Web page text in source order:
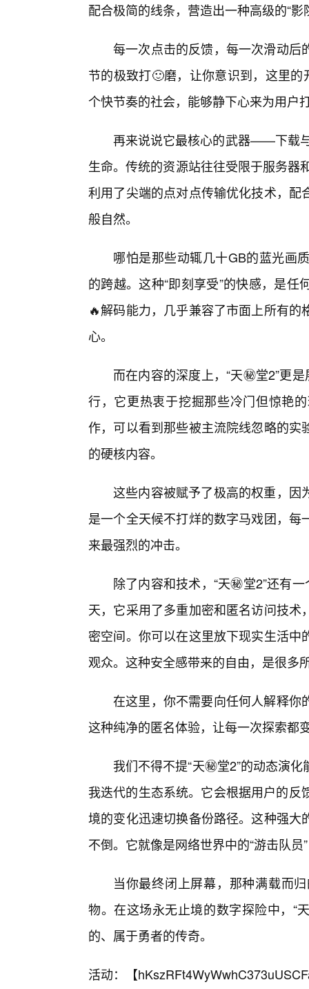
配合极简的线条，营造出一种高级的“影
每一次点击的反馈，每一次滑动后
节的极致打🙂磨，让你意识到，这里
个快节奏的社会，能够静下心来为用户
再来说说它最核心的武器——下载
生命。传统的资源站往往受限于服务器
利用了尖端的点对点传输优化技术，
般自然。
哪怕是那些动辄几十GB的蓝光画
的跨越。这种“即刻享受”的快感，是
🔥解码能力，几乎兼容了市面上所有
心。
而在内容的深度上，“天㊙️堂2”更
行，它更热衷于挖掘那些冷门但惊艳
作，可以看到那些被主流院线忽略的
的硬核内容。
这些内容被赋予了极高的权重，因
是一个全天候不打烊的数字马戏团，
来最强烈的冲击。
除了内容和技术，“天㊙️堂2”还有
天，它采用了多重加密和匿名访问技
密空间。你可以在这里放下现实生活
观众。这种安全感带来的自由，是很多
在这里，你不需要向任何人解释你
这种纯净的匿名体验，让每一次探索都
我们不得不提“天㊙️堂2”的动态演
我迭代的生态系统。它会根据用户的
境的变化迅速切换备份路径。这种强
不倒。它就像是网络世界中的“游击队
当你最终闭上屏幕，那种满载而
物。在这场永无止境的数字探险中，“
的、属于勇者的传奇。
活动：【